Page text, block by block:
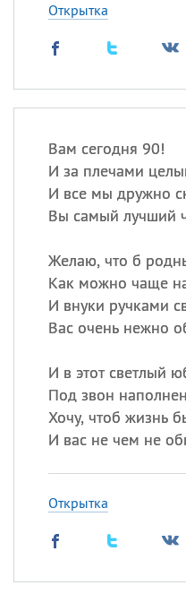
Открытка
Вам сегодня 90!
И за плечами
И все мы дружно
Вы самый лучший
Желаю, что б
Как можно чаще
И внуки ручками
Вас очень нежно
И в этот светлый
Под звон
Хочу, чтоб жизнь
И вас не чем не
Открытка